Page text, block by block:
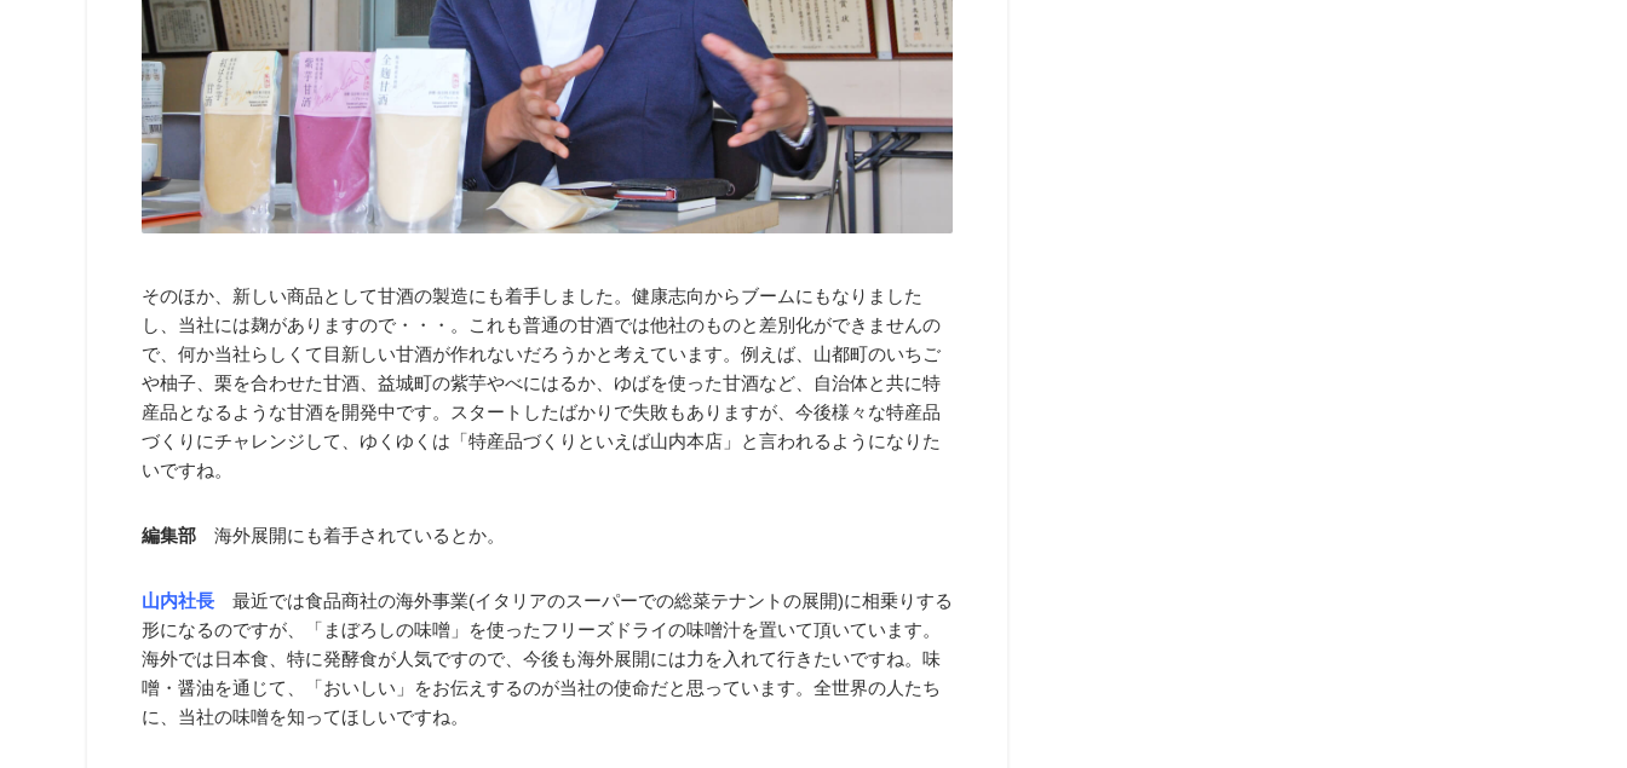
そのほか、新しい商品として甘酒の製造にも着手しました。健康志向からブームにもなりました
し、当社には麹がありますので・・・。これも普通の甘酒では他社のものと差別化ができませんの
で、何か当社らしくて目新しい甘酒が作れないだろうかと考えています。例えば、山都町のいちご
や柚子、栗を合わせた甘酒、益城町の紫芋やべにはるか、ゆばを使った甘酒など、自治体と共に特
産品となるような甘酒を開発中です。スタートしたばかりで失敗もありますが、今後様々な特産品
づくりにチャレンジして、ゆくゆくは「特産品づくりといえば山内本店」と言われるようになりた
いですね。
編集部 海外展開にも着手されているとか。
山内社長
最近では食品商社の海外事業(イタリアのスーパーでの総菜テナントの展開)に相乗りする
形になるのですが、「まぼろしの味噌」を使ったフリーズドライの味噌汁を置いて頂いています。
海外では日本食、特に発酵食が人気ですので、今後も海外展開には力を入れて行きたいですね。味
噌・醤油を通じて、「おいしい」をお伝えするのが当社の使命だと思っています。全世界の人たち
に、当社の味噌を知ってほしいですね。